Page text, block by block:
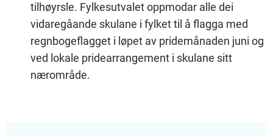
tilhøyrsle. Fylkesutvalet oppmodar alle dei
vidaregåande skulane i fylket til å flagga med
regnbogeflagget i løpet av pridemånaden juni og
ved lokale pridearrangement i skulane sitt
nærområde.